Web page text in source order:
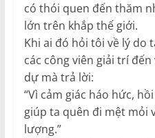
có thói quen đến thăm
lớn trên khắp thế giới.
Khi ai đó hỏi tôi về lý do
các công viên giải trí
dự mà trả lời:
“Vì cảm giác háo hức,
giúp ta quên đi mệt mỏi
lượng.”